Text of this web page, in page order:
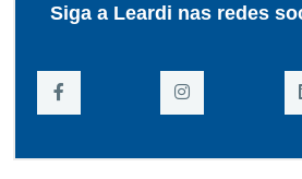
Siga a Leardi nas redes